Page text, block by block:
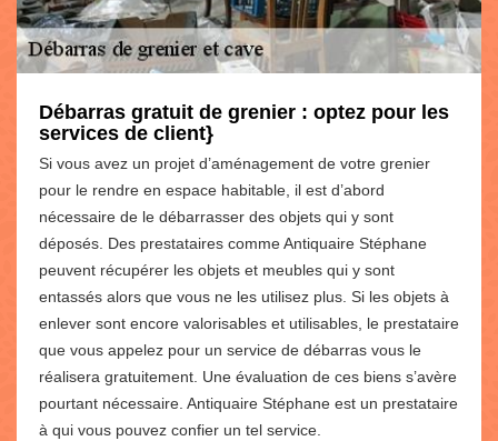
Débarras gratuit de grenier : optez pour les
services de client}
Si vous avez un projet d’aménagement de votre grenier
pour le rendre en espace habitable, il est d’abord
nécessaire de le débarrasser des objets qui y sont
déposés. Des prestataires comme Antiquaire Stéphane
peuvent récupérer les objets et meubles qui y sont
entassés alors que vous ne les utilisez plus. Si les objets à
enlever sont encore valorisables et utilisables, le prestataire
que vous appelez pour un service de débarras vous le
réalisera gratuitement. Une évaluation de ces biens s’avère
pourtant nécessaire. Antiquaire Stéphane est un prestataire
à qui vous pouvez confier un tel service.